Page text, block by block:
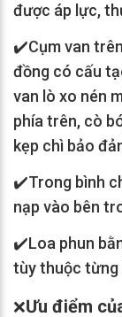
được áp lực,
✔️Cụm van
đồng có cấu
van lò xo nén
phía trên, cò
kẹp chì bảo
✔️Trong bình
nạp vào bên
✔️Loa phun
tùy thuộc từng
❌Ưu điểm